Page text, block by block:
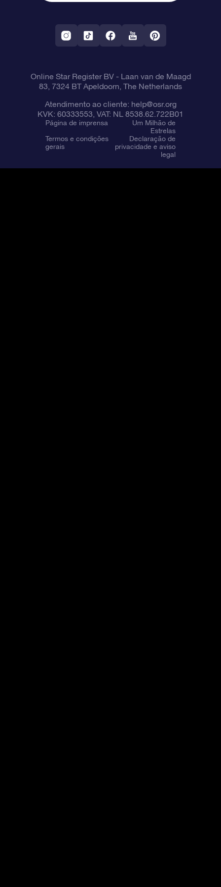
Aplicativo RV Fly me to the stars
Constelações
Online Star Register BV- Laan van de Maagd
83, 7324 BT Apeldoorn, The Netherlands
Atendimento ao cliente: help@osr.org
KVK: 60333553, VAT: NL 8538.62.722B01
Página de imprensa
Um Milhão de
Estrelas
Termos e condições
gerais
Declaração de
privacidade e aviso
legal